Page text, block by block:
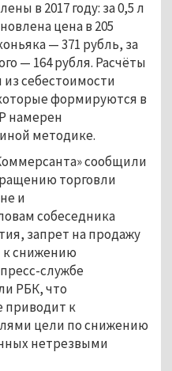
в 2017 году: за 0,5 л
цена в 205
— 371 рубль, за
— 164 рубля. Расчёты
себестоимости
формируются в
намерен
методике.
сообщили
торговли
и
собеседника
запрет на продажу
к снижению
службе
РБК, что
приводит к
цели по снижению
нетрезвыми